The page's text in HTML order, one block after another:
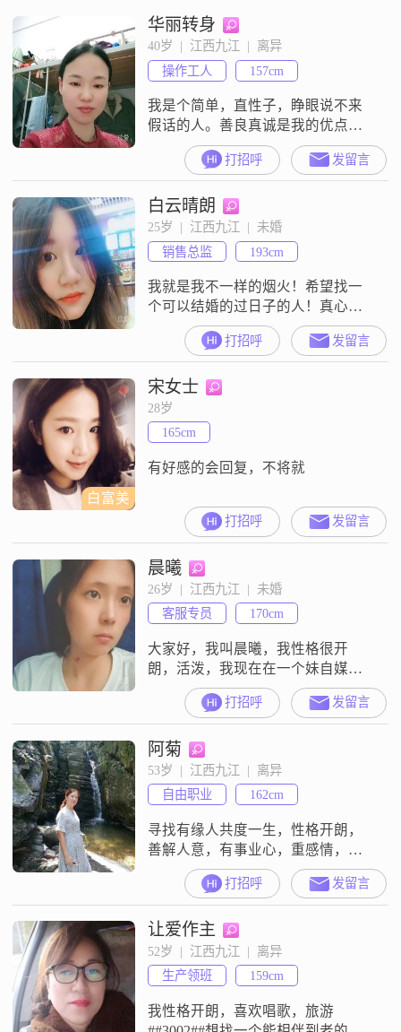
华丽转身
40岁  |  江西九江  |  离异
操作工人
157cm
我是个简单，直性子，睁眼说不来
假话的人。善良真诚是我的优点也
是我的缺点吧。真诚真心才是我做
人的原则。感恩才能同行。好看的
皮囊千篇一律，有趣的灵魂万里挑
一。感情要的不是相互利用，而是
相扶相成，比此温暖，互相依靠！
打招呼 发留言
白云晴朗
25岁  |  江西九江  |  未婚
销售总监
193cm
我就是我不一样的烟火！希望找一
个可以结婚的过日子的人！真心实
意的人！黏人
打招呼 发留言
白富美
宋女士
28岁
165cm
有好感的会回复，不将就
打招呼 发留言
晨曦
26岁  |  江西九江  |  未婚
客服专员
170cm
大家好，我叫晨曦，我性格很开
朗，活泼，我现在在一个妹自媒体
公司上班打算有自己的公司最近也
在实施创业希望你能一直支持我
打招呼 发留言
阿菊
53岁  |  江西九江  |  离异
自由职业
162cm
寻找有缘人共度一生，性格开朗，
善解人意，有事业心，重感情，追
求浪漫，本人目前经营两家店，一
个家政公司，一个小卖部，想通过
这个平台找个真心过日子的，要求
男士有事业心，有担当，有责任，
明事理，人品好的，能一起在湖口
县城再购一套
打招呼 发留言
让爱作主
52岁  |  江西九江  |  离异
生产领班
159cm
我性格开朗，喜欢唱歌，旅游